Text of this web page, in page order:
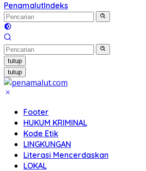
PenamalutIndeks
tutup
tutup
Footer
HUKUM KRIMINAL
Kode Etik
LINGKUNGAN
Literasi Mencerdaskan
LOKAL